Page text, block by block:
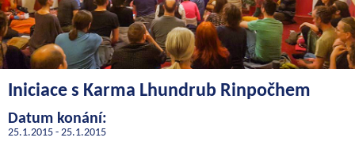
Iniciace s Karma Lhundrub Rinpočhem
Datum konání:
25.1.2015 - 25.1.2015